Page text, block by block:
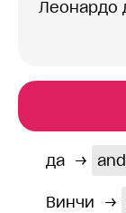
да → and
Винчи →